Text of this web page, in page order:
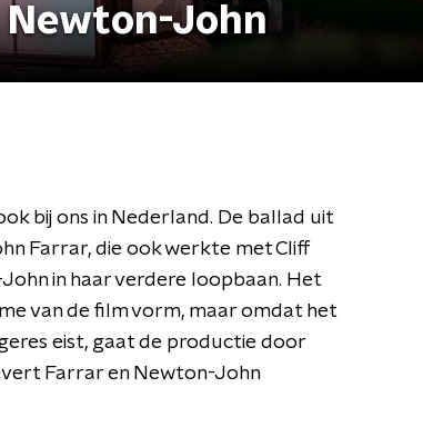
Newton-John
bij ons in Nederland. De ballad uit
Farrar, die ook werkte met Cliff
in haar verdere loopbaan. Het
van de film vorm, maar omdat het
eist, gaat de productie door
Farrar en Newton-John